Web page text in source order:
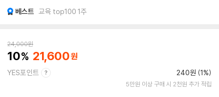
베스트 교육 top100 1주
24,000원
10 21,600
YES포인트 240원 (1%)
5만원 이상 구매 시 2천원 추가 적립